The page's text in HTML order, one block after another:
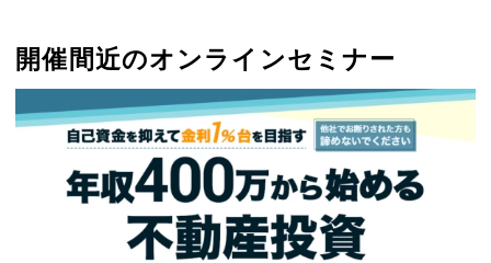
開催間近のオンラインセミナー